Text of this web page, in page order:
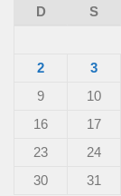
D
S
2
3
9
10
16
17
23
24
30
31